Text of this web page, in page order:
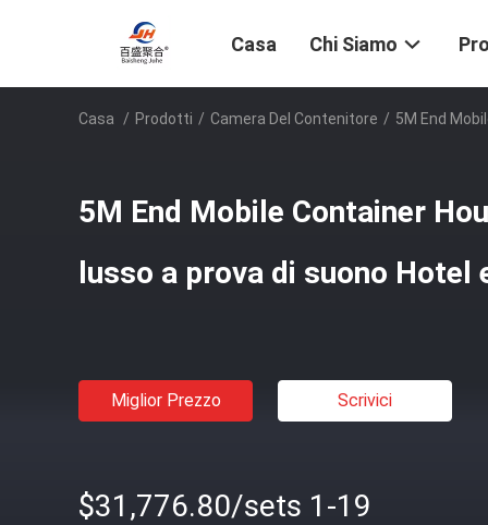
Casa Chi Siamo
Casa / Prodotti / Camera Del Contenitore / 5M End
5M End Mobile Container
lusso a prova di suono Hotel
Miglior Prezzo Scrivici
$31,776.80/sets 1-19